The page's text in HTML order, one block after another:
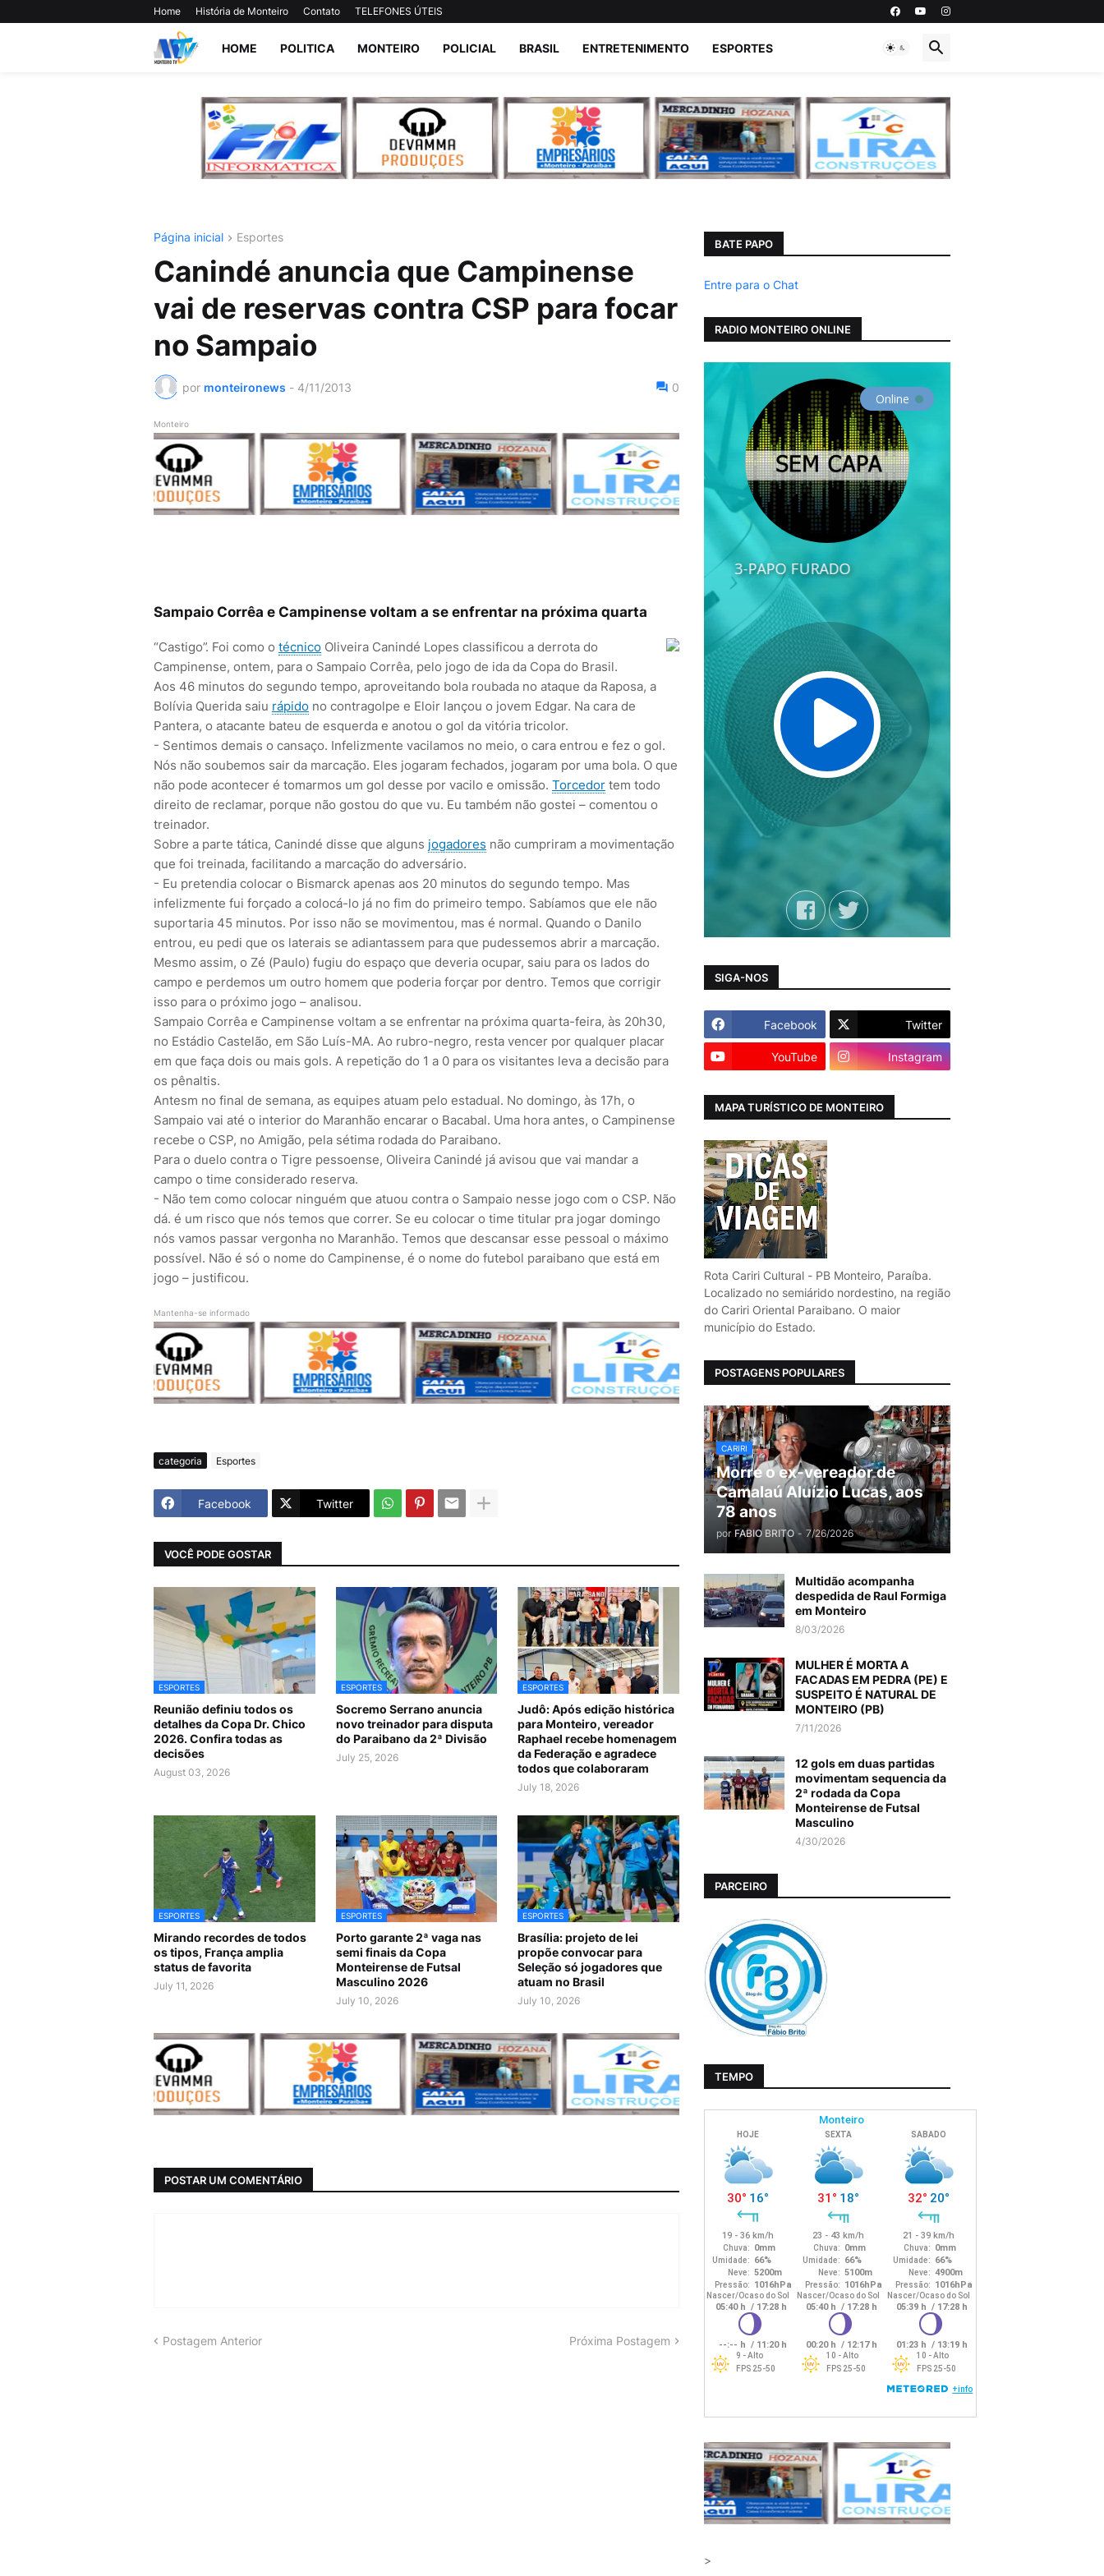
Home História de Monteiro Contato TELEFONES ÚTEIS
HOME POLITICA MONTEIRO POLICIAL BRASIL ENTRETENIMENTO ESPORTES
Página inicial Esportes
Canindé anuncia que Campinense
vai de reservas contra CSP para focar
no Sampaio
por monteironews - 4/11/2013 0
Monteiro
Sampaio Corrêa e Campinense voltam a se enfrentar na próxima quarta
“Castigo”. Foi como o técnico Oliveira Canindé Lopes classificou a derrota do
Campinense, ontem, para o Sampaio Corrêa, pelo jogo de ida da Copa do Brasil.
Aos 46 minutos do segundo tempo, aproveitando bola roubada no ataque da Raposa, a
Bolívia Querida saiu rápido no contragolpe e Eloir lançou o jovem Edgar. Na cara de
Pantera, o atacante bateu de esquerda e anotou o gol da vitória tricolor.
- Sentimos demais o cansaço. Infelizmente vacilamos no meio, o cara entrou e fez o gol.
Nós não soubemos sair da marcação. Eles jogaram fechados, jogaram por uma bola. O que
não pode acontecer é tomarmos um gol desse por vacilo e omissão. Torcedor tem todo
direito de reclamar, porque não gostou do que vu. Eu também não gostei – comentou o
treinador.
Sobre a parte tática, Canindé disse que alguns jogadores não cumpriram a movimentação
que foi treinada, facilitando a marcação do adversário.
- Eu pretendia colocar o Bismarck apenas aos 20 minutos do segundo tempo. Mas
infelizmente fui forçado a colocá-lo já no fim do primeiro tempo. Sabíamos que ele não
suportaria 45 minutos. Por isso não se movimentou, mas é normal. Quando o Danilo
entrou, eu pedi que os laterais se adiantassem para que pudessemos abrir a marcação.
Mesmo assim, o Zé (Paulo) fugiu do espaço que deveria ocupar, saiu para os lados do
campo e perdemos um outro homem que poderia forçar por dentro. Temos que corrigir
isso para o próximo jogo – analisou.
Sampaio Corrêa e Campinense voltam a se enfrentar na próxima quarta-feira, às 20h30,
no Estádio Castelão, em São Luís-MA. Ao rubro-negro, resta vencer por qualquer placar
em que faça dois ou mais gols. A repetição do 1 a 0 para os visitantes leva a decisão para
os pênaltis.
Antesm no final de semana, as equipes atuam pelo estadual. No domingo, às 17h, o
Sampaio vai até o interior do Maranhão encarar o Bacabal. Uma hora antes, o Campinense
recebe o CSP, no Amigão, pela sétima rodada do Paraibano.
Para o duelo contra o Tigre pessoense, Oliveira Canindé já avisou que vai mandar a
campo o time considerado reserva.
- Não tem como colocar ninguém que atuou contra o Sampaio nesse jogo com o CSP. Não
dá. é um risco que nós temos que correr. Se eu colocar o time titular pra jogar domingo
nós vamos passar vergonha no Maranhão. Temos que descansar esse pessoal o máximo
possível. Não é só o nome do Campinense, é o nome do futebol paraibano que está em
jogo – justificou.
Mantenha-se informado
categoria Esportes
Facebook Twitter
VOCÊ PODE GOSTAR
ESPORTES
Reunião definiu todos os
detalhes da Copa Dr. Chico
2026. Confira todas as
decisões
August 03, 2026
ESPORTES
Socremo Serrano anuncia
novo treinador para disputa
do Paraibano da 2ª Divisão
July 25, 2026
ESPORTES
Judô: Após edição histórica
para Monteiro, vereador
Raphael recebe homenagem
da Federação e agradece
todos que colaboraram
July 18, 2026
ESPORTES
Mirando recordes de todos
os tipos, França amplia
status de favorita
July 11, 2026
ESPORTES
Porto garante 2ª vaga nas
semi finais da Copa
Monteirense de Futsal
Masculino 2026
July 10, 2026
ESPORTES
Brasília: projeto de lei
propõe convocar para
Seleção só jogadores que
atuam no Brasil
July 10, 2026
POSTAR UM COMENTÁRIO
Postagem Anterior Próxima Postagem
BATE PAPO
Entre para o Chat
RADIO MONTEIRO ONLINE
SIGA-NOS
Facebook Twitter
YouTube Instagram
MAPA TURÍSTICO DE MONTEIRO
Rota Cariri Cultural - PB Monteiro, Paraíba.
Localizado no semiárido nordestino, na região
do Cariri Oriental Paraibano. O maior
município do Estado.
POSTAGENS POPULARES
CARIRI
Morre o ex-vereador de
Camalaú Aluízio Lucas, aos
78 anos
por FABIO BRITO - 7/26/2026
Multidão acompanha
despedida de Raul Formiga
em Monteiro
8/03/2026
MULHER É MORTA A
FACADAS EM PEDRA (PE) E
SUSPEITO É NATURAL DE
MONTEIRO (PB)
7/11/2026
12 gols em duas partidas
movimentam sequencia da
2ª rodada da Copa
Monteirense de Futsal
Masculino
4/30/2026
PARCEIRO
TEMPO
>